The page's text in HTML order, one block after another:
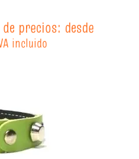
de precios: desde
incluido